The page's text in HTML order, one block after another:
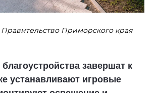
Приморского края
завершат к
устанавливают игровые